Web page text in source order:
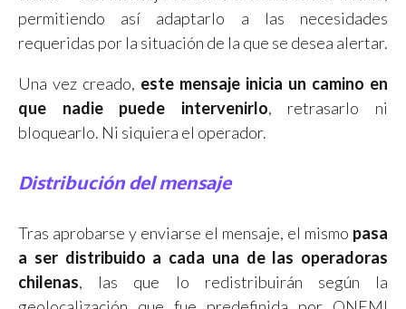
permitiendo así adaptarlo a las necesidades
requeridas por la situación de la que se desea alertar.
Una vez creado, este mensaje inicia un camino en
que nadie puede intervenirlo, retrasarlo ni
bloquearlo. Ni siquiera el operador.
Distribución del mensaje
Tras aprobarse y enviarse el mensaje, el mismo pasa
a ser distribuido a cada una de las operadoras
chilenas, las que lo redistribuirán según la